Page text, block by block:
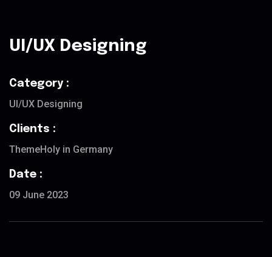
UI/UX Designing
Category :
UI/UX Designing
Clients :
ThemeHoly in Germany
Date :
09 June 2023